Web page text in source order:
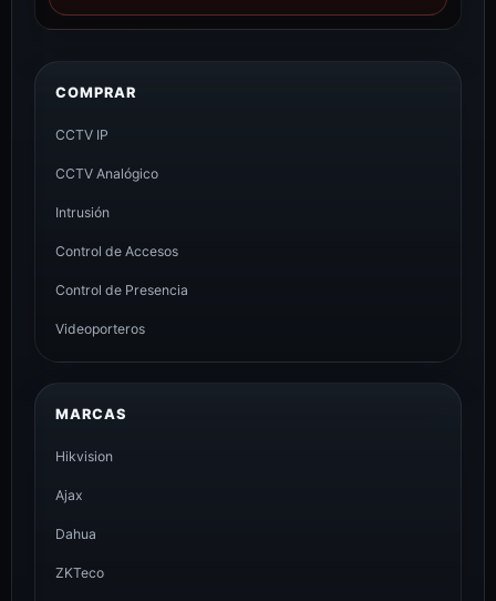
COMPRAR
CCTV IP
CCTV Analógico
Intrusión
Control de Accesos
Control de Presencia
Videoporteros
MARCAS
Hikvision
Ajax
Dahua
ZKTeco